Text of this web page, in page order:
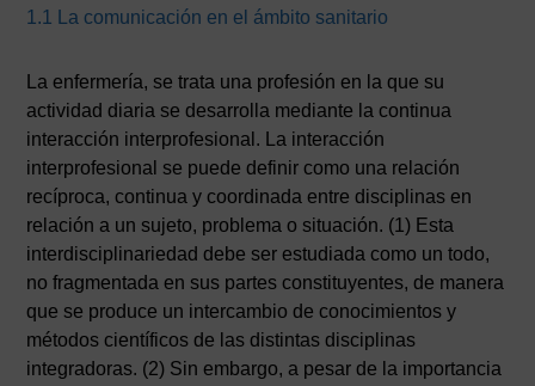
1.1 La comunicación en el ámbito sanitario
La enfermería, se trata una profesión en la que su
actividad diaria se desarrolla mediante la continua
interacción interprofesional. La interacción
interprofesional se puede definir como una relación
recíproca, continua y coordinada entre disciplinas en
relación a un sujeto, problema o situación. (1) Esta
interdisciplinariedad debe ser estudiada como un todo,
no fragmentada en sus partes constituyentes, de manera
que se produce un intercambio de conocimientos y
métodos científicos de las distintas disciplinas
integradoras. (2) Sin embargo, a pesar de la importancia